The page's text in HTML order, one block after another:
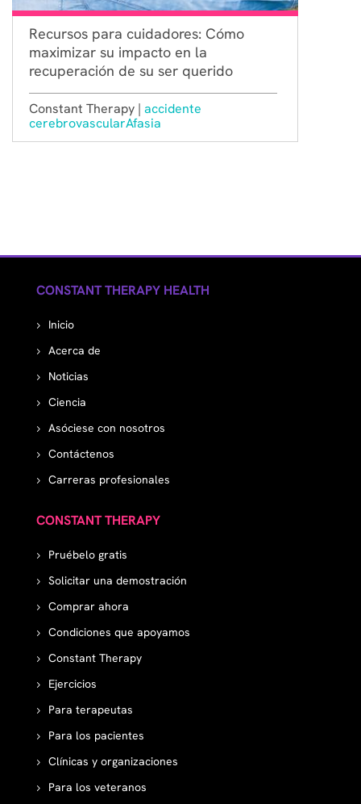
Recursos para cuidadores: Cómo
maximizar su impacto en la
recuperación de su ser querido
Constant Therapy | accidente
cerebrovascularAfasia
CONSTANT THERAPY HEALTH
Inicio
Acerca de
Noticias
Ciencia
Asóciese con nosotros
Contáctenos
Carreras profesionales
CONSTANT THERAPY
Pruébelo gratis
Solicitar una demostración
Comprar ahora
Condiciones que apoyamos
Constant Therapy
Ejercicios
Para terapeutas
Para los pacientes
Clínicas y organizaciones
Para los veteranos